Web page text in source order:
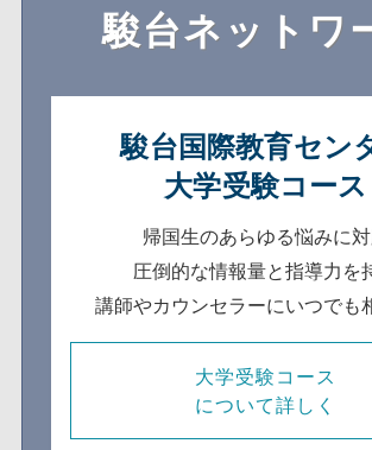
駿台ネットワ
駿台国際教育セン
大学受験コース
帰国生のあらゆる悩みに
圧倒的な情報量と指導力を
講師やカウンセラーにいつでも
大学受験コース
について詳しく